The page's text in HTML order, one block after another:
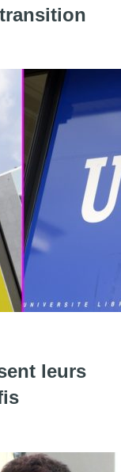
VUB lancent un
leurs